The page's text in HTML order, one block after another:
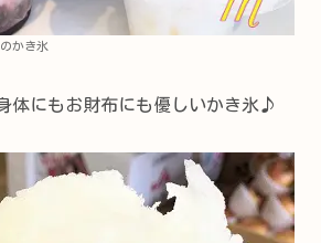
かき氷
体にもお財布にも優しいかき氷♪